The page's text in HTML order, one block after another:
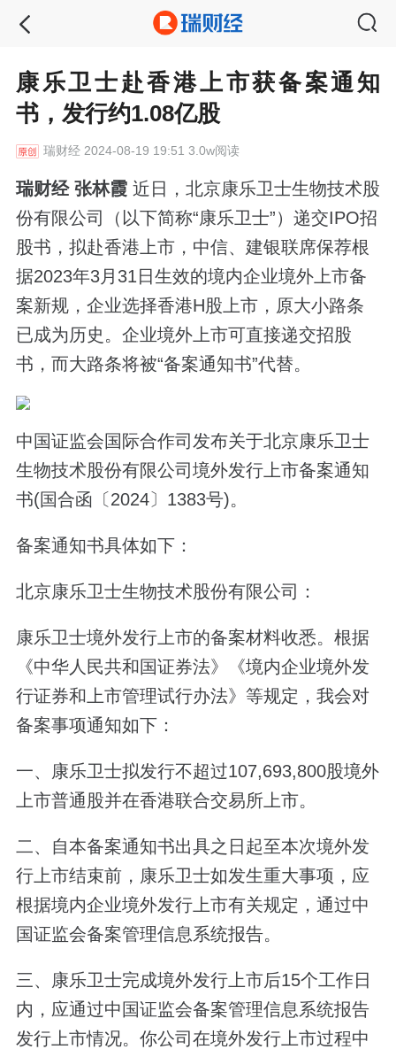
康乐卫士赴香港上市获备案通知
书，发行约1.08亿股
瑞财经2024-08-19 19:51 3.0w阅读
瑞财经 张林霞 近日，北京康乐卫士生物技术股
份有限公司（以下简称“康乐卫士”）递交IPO招
股书，拟赴香港上市，中信、建银联席保荐根
据2023年3月31日生效的境内企业境外上市备
案新规，企业选择香港H股上市，原大小路条
已成为历史。企业境外上市可直接递交招股
书，而大路条将被“备案通知书”代替。
中国证监会国际合作司发布关于北京康乐卫士
生物技术股份有限公司境外发行上市备案通知
书(国合函〔2024〕1383号)。
备案通知书具体如下：
北京康乐卫士生物技术股份有限公司：
康乐卫士境外发行上市的备案材料收悉。根据
《中华人民共和国证券法》《境内企业境外发
行证券和上市管理试行办法》等规定，我会对
备案事项通知如下：
一、康乐卫士拟发行不超过107,693,800股境外
上市普通股并在香港联合交易所上市。
二、自本备案通知书出具之日起至本次境外发
行上市结束前，康乐卫士如发生重大事项，应
根据境内企业境外发行上市有关规定，通过中
国证监会备案管理信息系统报告。
三、康乐卫士完成境外发行上市后15个工作日
内，应通过中国证监会备案管理信息系统报告
发行上市情况。你公司在境外发行上市过程中